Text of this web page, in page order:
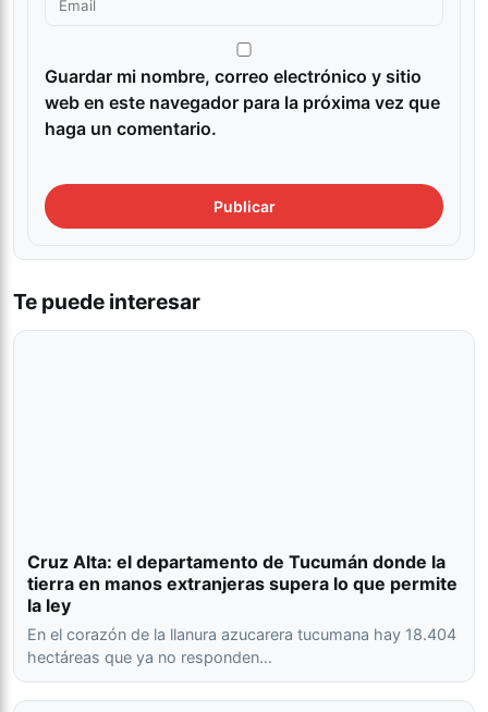
Guardar mi nombre, correo electrónico y sitio
web en este navegador para la próxima vez que
haga un comentario.
Te puede interesar
Cruz Alta: el departamento de Tucumán donde la
tierra en manos extranjeras supera lo que permite
la ley
En el corazón de la llanura azucarera tucumana hay 18.404
hectáreas que ya no responden…